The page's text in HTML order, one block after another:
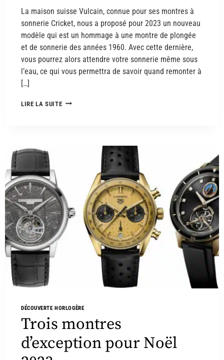
La maison suisse Vulcain, connue pour ses montres à
sonnerie Cricket, nous a proposé pour 2023 un nouveau
modèle qui est un hommage à une montre de plongée
et de sonnerie des années 1960. Avec cette dernière,
vous pourrez alors attendre votre sonnerie même sous
l’eau, ce qui vous permettra de savoir quand remonter à
[…]
LIRE LA SUITE
DÉCOUVERTE HORLOGÈRE
Trois montres
d’exception pour Noël